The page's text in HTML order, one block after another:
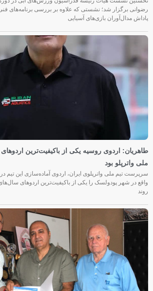
رضوانی برگزار شد؛ نشستی که علاوه بر بررسی برنامه‌های فنی
پاداش مدال‌آوران بازی‌های آسیایی
طاهریان: اردوی روسیه یکی از باکیفیت‌ترین اردوهای
ملی واترپلو بود
سرپرست تیم ملی واترپلوی ایران، اردوی آماده‌سازی این تیم
واقع در شهر پودولسک را یکی از باکیفیت‌ترین اردوهای
روند